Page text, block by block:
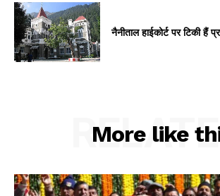
नैनीताल हाईकोर्ट पर टिकी हैं
More like